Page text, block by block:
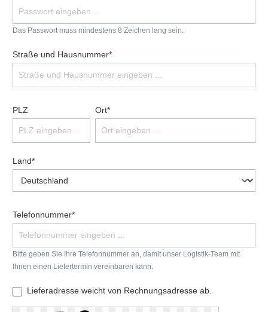
Das Passwort muss mindestens 8 Zeichen lang sein.
Straße und Hausnummer*
PLZ Ort*
Land*
Telefonnummer*
Bitte geben Sie Ihre Telefonnummer an, damit unser Logistik-Team mit
Ihnen einen Liefertermin vereinbaren kann.
Lieferadresse weicht von Rechnungsadresse ab.